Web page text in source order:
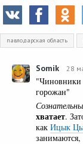
павлодарская область
Somik 28
"Чиновники
горожан"
хватает.
как Ицык
занимаются,